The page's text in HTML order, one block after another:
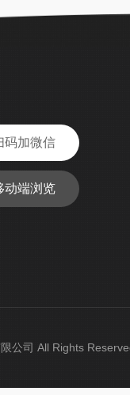
码加微信
动端浏览
公司 All Rights